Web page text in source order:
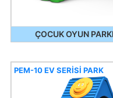
ÇOCUK OYUN
PEM-10 EV SERİSİ PARK